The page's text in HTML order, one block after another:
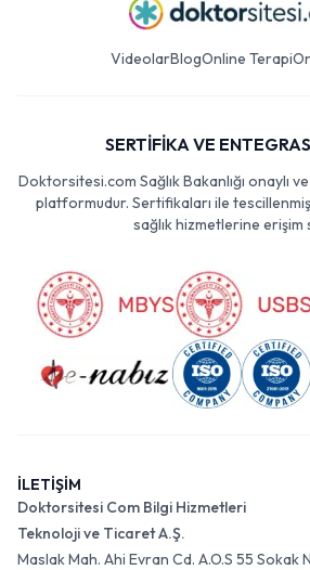
VideolarBlogOnline Terapi
SERTİFİKA VE
Doktorsitesi.com Sağlık Bakanlığı onaylı
platformudur. Sertifikaları ile
sağlık hizmetlerine erişim
İLETİŞİM
Doktorsitesi Com Bilgi Hizmetleri
Teknoloji ve Ticaret A.Ş.
Maslak Mah. Ahi Evran Cd. A.O.S 55 Sokak